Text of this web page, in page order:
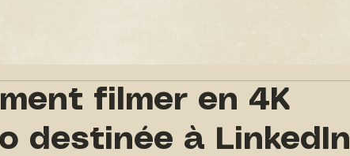
filmer en 4K
destinée à LinkedIn